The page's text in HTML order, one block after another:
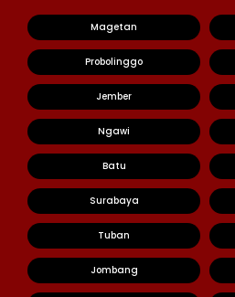
Magetan
Probolinggo
Jember
Ngawi
Batu
Surabaya
Tuban
Jombang